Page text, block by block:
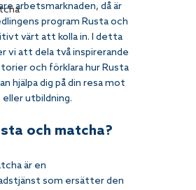
arbetsmarknaden, då är
program Rusta och
värt att kolla in. I detta
vi att dela två inspirerande
och förklara hur Rusta
hjälpa dig på din resa mot
utbildning.
och matcha?
är en
som ersätter den